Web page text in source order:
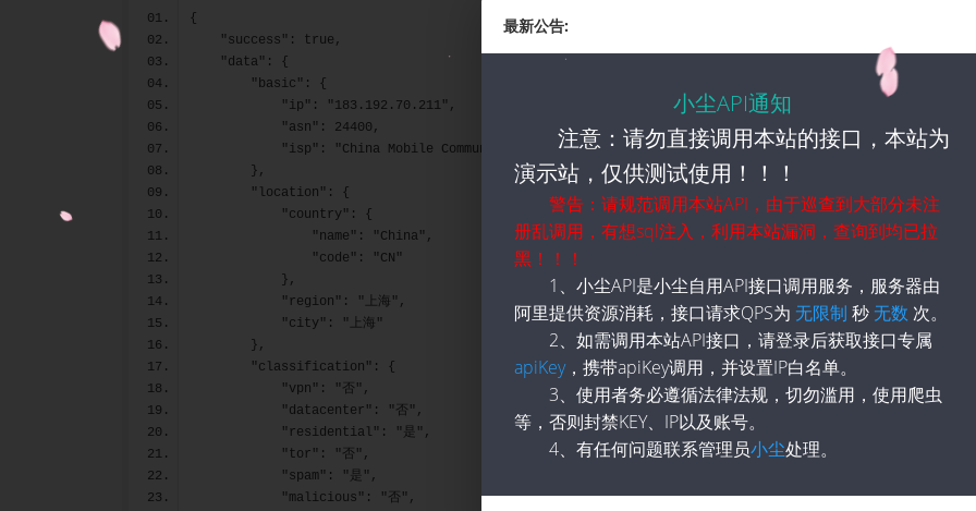
{
    "success": true,
    "data": {
        "basic": {
            "ip": "183.192.70.211",
            "asn": 24400,
            "isp": "China Mobile Communications Corporation"
        },
        "location": {
            "country": {
                "name": "China",
                "code": "CN"
            },
            "region": "上海",
            "city": "上海"
        },
        "classification": {
            "vpn": "否",
            "datacenter": "否",
            "residential": "是",
            "tor": "否",
            "spam": "是",
            "malicious": "否",
最新公告:
小尘API通知
注意：请勿直接调用本站的接口，本站为
演示站，仅供测试使用！！！
警告：请规范调用本站API，由于巡查到大部分未注
册乱调用，有想sql注入，利用本站漏洞，查询到均已拉
黑！！！
1、小尘API是小尘自用API接口调用服务，服务器由
阿里提供资源消耗，接口请求QPS为 无限制 秒无数 次。
2、如需调用本站API接口，请登录后获取接口专属
apiKey，携带apiKey调用，并设置IP白名单。
3、使用者务必遵循法律法规，切勿滥用，使用爬虫
等，否则封禁KEY、IP以及账号。
4、有任何问题联系管理员小尘处理。